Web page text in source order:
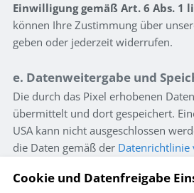
Einwilligung gemäß Art. 6 Abs. 1
können Ihre Zustimmung über
geben oder jederzeit widerrufen.
e. Datenweitergabe und
Die durch das Pixel erhobenen
übermittelt und dort gespeichert.
USA kann nicht ausgeschlossen
die Daten gemäß der Datenrichtlinie
f. Widerspruchs- und Opt-out-
Cookie und Datenfreigabe